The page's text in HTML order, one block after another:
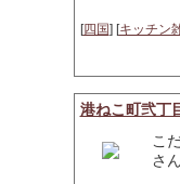
[四国] [キッチン
港ねこ町弐
こ
さ